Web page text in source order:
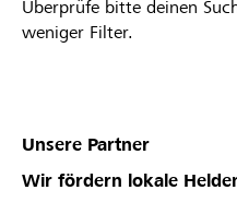
Überprüfe bitte deinen
weniger Filter.
Unsere Partner
Wir fördern lokale